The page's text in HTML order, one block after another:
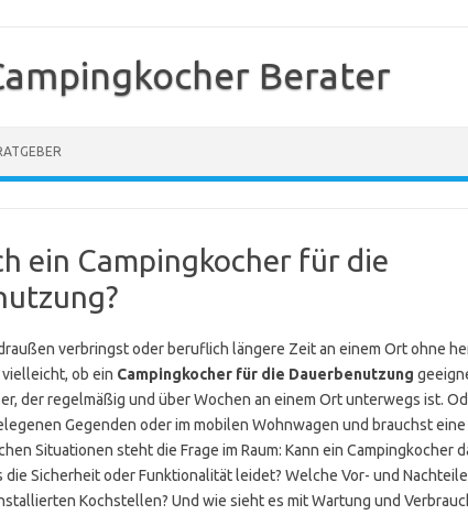
Berater
ein Campingkocher für die
verbringst oder beruflich längere Zeit an einem Ort ohne
ob ein Campingkocher für die Dauerbenutzung
der regelmäßig und über Wochen an einem Ort unterwegs ist.
Gegenden oder im mobilen Wohnwagen und brauchst
Situationen steht die Frage im Raum: Kann ein Campingkocher
die Sicherheit oder Funktionalität leidet? Welche Vor- und
Kochstellen? Und wie sieht es mit Wartung und